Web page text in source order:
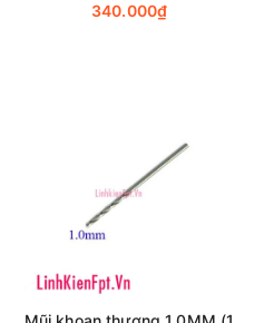
340.000₫